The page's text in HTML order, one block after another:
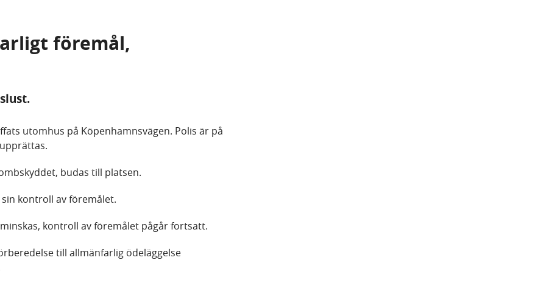
föremål,
utomhus på Köpenhamnsvägen. Polis är på
budas till platsen.
kontroll av föremålet.
kontroll av föremålet pågår fortsatt.
till allmänfarlig ödeläggelse